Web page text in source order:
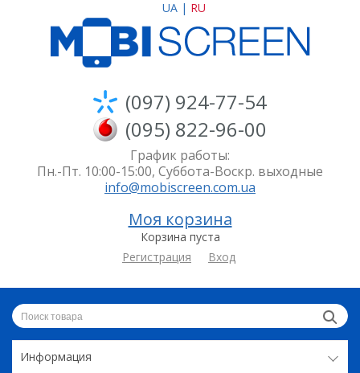
UA | RU
(097) 924-77-54
(095) 822-96-00
График работы:
Пн.-Пт. 10:00-15:00, Суббота-Воскр. выходные
info@mobiscreen.com.ua
Моя корзина
Корзина пуста
Регистрация
Вход
Информация